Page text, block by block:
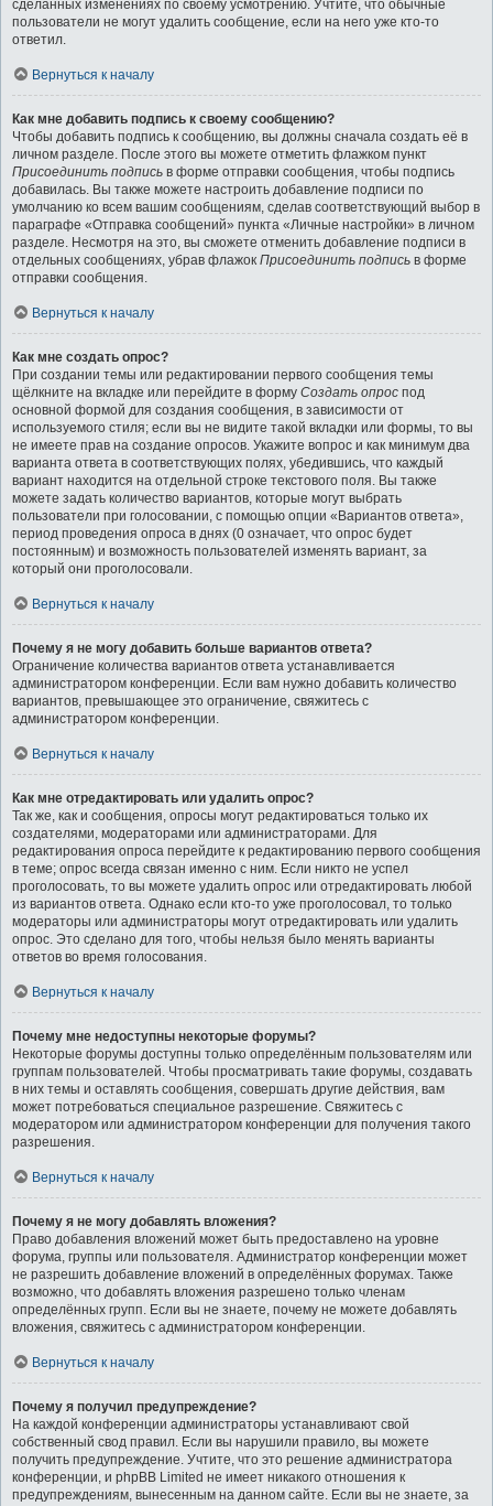
сделанных изменениях по своему усмотрению. Учтите, что обычные
пользователи не могут удалить сообщение, если на него уже кто-то
ответил.
Вернуться к началу
Как мне добавить подпись к своему сообщению?
Чтобы добавить подпись к сообщению, вы должны сначала создать её в
личном разделе. После этого вы можете отметить флажком пункт
Присоединить подпись в форме отправки сообщения, чтобы подпись
добавилась. Вы также можете настроить добавление подписи по
умолчанию ко всем вашим сообщениям, сделав соответствующий выбор в
параграфе «Отправка сообщений» пункта «Личные настройки» в личном
разделе. Несмотря на это, вы сможете отменить добавление подписи в
отдельных сообщениях, убрав флажок Присоединить подпись в форме
отправки сообщения.
Вернуться к началу
Как мне создать опрос?
При создании темы или редактировании первого сообщения темы
щёлкните на вкладке или перейдите в форму Создать опрос под
основной формой для создания сообщения, в зависимости от
используемого стиля; если вы не видите такой вкладки или формы, то вы
не имеете прав на создание опросов. Укажите вопрос и как минимум два
варианта ответа в соответствующих полях, убедившись, что каждый
вариант находится на отдельной строке текстового поля. Вы также
можете задать количество вариантов, которые могут выбрать
пользователи при голосовании, с помощью опции «Вариантов ответа»,
период проведения опроса в днях (0 означает, что опрос будет
постоянным) и возможность пользователей изменять вариант, за
который они проголосовали.
Вернуться к началу
Почему я не могу добавить больше вариантов ответа?
Ограничение количества вариантов ответа устанавливается
администратором конференции. Если вам нужно добавить количество
вариантов, превышающее это ограничение, свяжитесь с
администратором конференции.
Вернуться к началу
Как мне отредактировать или удалить опрос?
Так же, как и сообщения, опросы могут редактироваться только их
создателями, модераторами или администраторами. Для
редактирования опроса перейдите к редактированию первого сообщения
в теме; опрос всегда связан именно с ним. Если никто не успел
проголосовать, то вы можете удалить опрос или отредактировать любой
из вариантов ответа. Однако если кто-то уже проголосовал, то только
модераторы или администраторы могут отредактировать или удалить
опрос. Это сделано для того, чтобы нельзя было менять варианты
ответов во время голосования.
Вернуться к началу
Почему мне недоступны некоторые форумы?
Некоторые форумы доступны только определённым пользователям или
группам пользователей. Чтобы просматривать такие форумы, создавать
в них темы и оставлять сообщения, совершать другие действия, вам
может потребоваться специальное разрешение. Свяжитесь с
модератором или администратором конференции для получения такого
разрешения.
Вернуться к началу
Почему я не могу добавлять вложения?
Право добавления вложений может быть предоставлено на уровне
форума, группы или пользователя. Администратор конференции может
не разрешить добавление вложений в определённых форумах. Также
возможно, что добавлять вложения разрешено только членам
определённых групп. Если вы не знаете, почему не можете добавлять
вложения, свяжитесь с администратором конференции.
Вернуться к началу
Почему я получил предупреждение?
На каждой конференции администраторы устанавливают свой
собственный свод правил. Если вы нарушили правило, вы можете
получить предупреждение. Учтите, что это решение администратора
конференции, и phpBB Limited не имеет никакого отношения к
предупреждениям, вынесенным на данном сайте. Если вы не знаете, за